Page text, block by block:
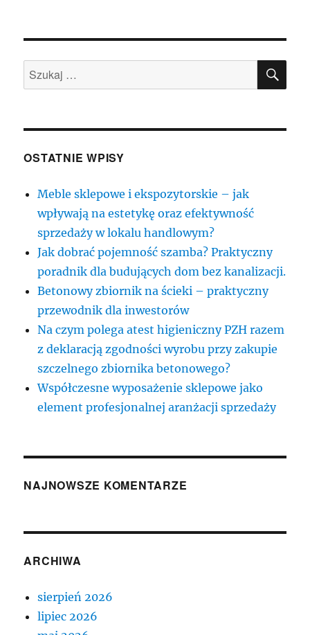
naszym
za
każdym
razem
last
minute
Szukaj:
OSTATNIE WPISY
Meble sklepowe i ekspozytorskie – jak
wpływają na estetykę oraz efektywność
sprzedaży w lokalu handlowym?
Jak dobrać pojemność szamba? Praktyczny
poradnik dla budujących dom bez kanalizacji.
Betonowy zbiornik na ścieki – praktyczny
przewodnik dla inwestorów
Na czym polega atest higieniczny PZH razem
z deklaracją zgodności wyrobu przy zakupie
szczelnego zbiornika betonowego?
Współczesne wyposażenie sklepowe jako
element profesjonalnej aranżacji sprzedaży
NAJNOWSZE KOMENTARZE
ARCHIWA
sierpień 2026
lipiec 2026